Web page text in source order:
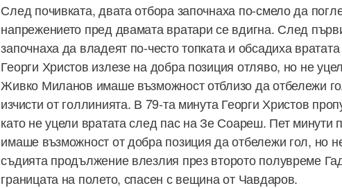
След почивката, двата отбора започнаха по-смело да
напрежението пред двамата вратари се вдигна. След
започнаха да владеят по-често топката и обсадиха
Георги Христов излезе на добра позиция отляво, но не
Живко Миланов имаше възможност отблизо да отбележи
изчисти от голлинията. В 79-та минута Георги Христов
като не уцели вратата след пас на Зе Соареш. Пет минути
имаше възможност от добра позиция да отбележи гол, но
съдията продължение влезлия през второто полувреме
границата на полето, спасен с вещина от Чавдаров.